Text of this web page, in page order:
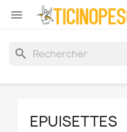

search
EPUISETTES